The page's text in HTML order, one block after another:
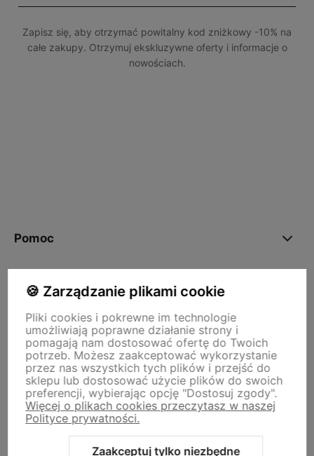
Zapisz się, aby otrzymać powitalny kod zniżkowy -10% na
całe zakupy. Otrzymuj ekskluzywne oferty i informacje o
nowościach.
Pomoc
Moje konto
Płatności i dostawa
O nas
Storm - sklep plastyczny
Adres sklepu internetowego:ul. Kazimierza Wielkiego 29a, 50-077
🍪 Zarządzanie plikami cookie
Pliki cookies i pokrewne im technologie
umożliwiają poprawne działanie strony i
pomagają nam dostosować ofertę do Twoich
potrzeb. Możesz zaakceptować wykorzystanie
przez nas wszystkich tych plików i przejść do
sklepu lub dostosować użycie plików do swoich
preferencji, wybierając opcję "Dostosuj zgody".
Więcej o plikach cookies przeczytasz w naszej
Polityce prywatności.
Zaakceptuj tylko niezbędne